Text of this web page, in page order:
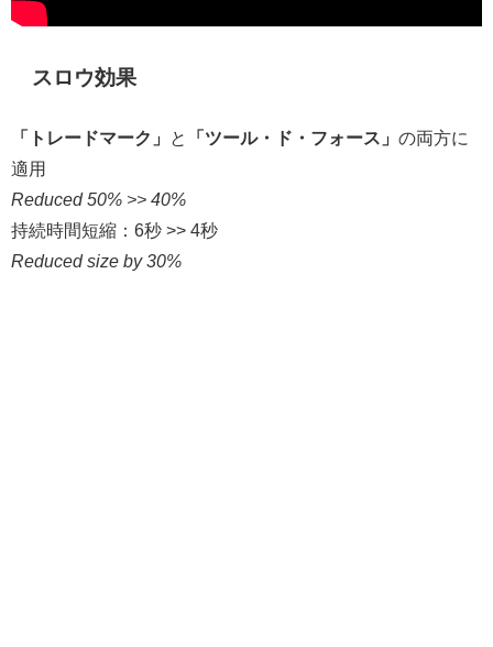
スロウ効果
「トレードマーク」 と 「ツール・ド・フォース」 の両方に
適用
Reduced 50% >> 40%
持続時間短縮：6秒 >> 4秒
Reduced size by 30%